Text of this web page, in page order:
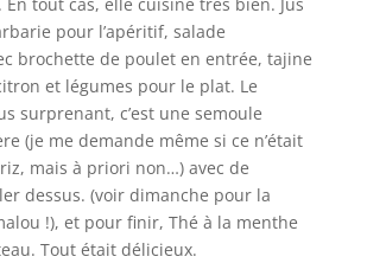
pour l’apéritif, salade
brochette de poulet en entrée, tajine
et légumes pour le plat. Le
surprenant, c’est une semoule
(je me demande même si ce n’était
mais à priori non…) avec de
dessus. (voir dimanche pour la
!), et pour finir, Thé à la menthe
Tout était délicieux.